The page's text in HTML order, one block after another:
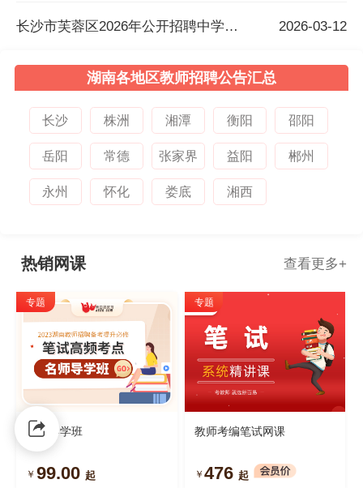
长沙市芙蓉区2026年公开招聘中学骨干教师公告 2026-03-12
湖南各地区教师招聘公告汇总
长沙 株洲 湘潭 衡阳 邵阳
岳阳 常德 张家界 益阳 郴州
永州 怀化 娄底 湘西
热销网课 查看更多+
专题
学科导学班
￥ 99.00 起
专题
教师考编笔试网课
￥ 476 起